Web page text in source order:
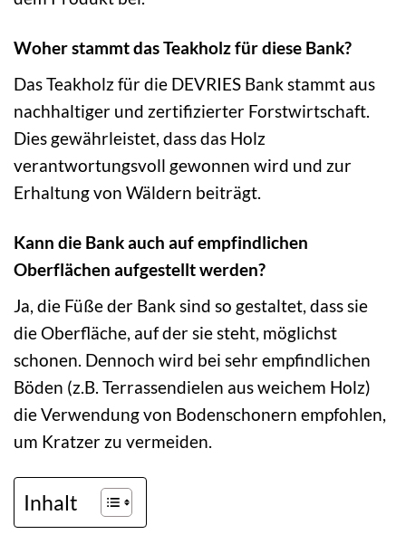
Woher stammt das Teakholz für diese Bank?
Das Teakholz für die DEVRIES Bank stammt aus
nachhaltiger und zertifizierter Forstwirtschaft.
Dies gewährleistet, dass das Holz
verantwortungsvoll gewonnen wird und zur
Erhaltung von Wäldern beiträgt.
Kann die Bank auch auf empfindlichen
Oberflächen aufgestellt werden?
Ja, die Füße der Bank sind so gestaltet, dass sie
die Oberfläche, auf der sie steht, möglichst
schonen. Dennoch wird bei sehr empfindlichen
Böden (z.B. Terrassendielen aus weichem Holz)
die Verwendung von Bodenschonern empfohlen,
um Kratzer zu vermeiden.
Inhalt